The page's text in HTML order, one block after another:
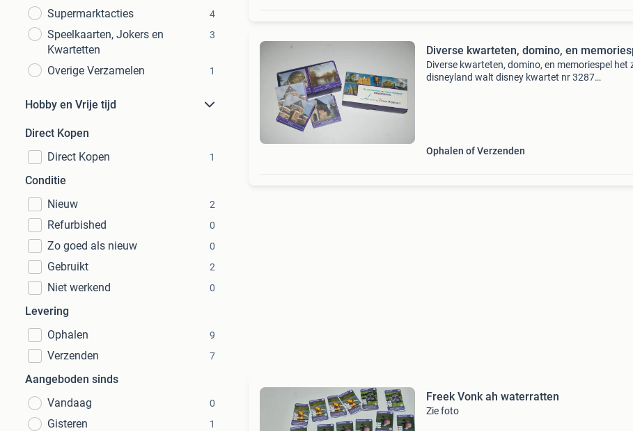
Supermarktacties
4
Speelkaarten, Jokers en
Kwartetten
3
Overige Verzamelen 1
Hobby en Vrije tijd
Direct Kopen
Direct Kopen
1
Conditie
Nieuw
2
Refurbished 0
Zo goed als nieuw 0
Gebruikt 2
Niet werkend 0
Levering
Ophalen
9
Verzenden 7
Aangeboden sinds
Vandaag
0
Gisteren 1
Diverse kwarteten, domino, en
Diverse kwarteten, domino, en memoriespel het
disneyland walt disney kwartet nr 3287
Ophalen of Verzenden
Freek Vonk ah waterratten
Zie foto